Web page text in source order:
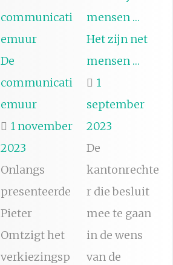
De
communicati
emuur
1 november
2023
Onlangs
presenteerde
Pieter
Omtzigt het
verkiezingsp
Het zijn net
mensen …
1
september
2023
De
kantonrechte
r die besluit
mee te gaan
in de wens
van de